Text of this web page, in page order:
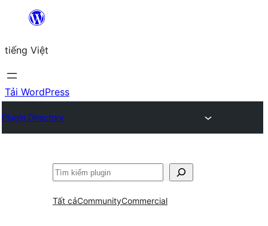
Chuyển
phần
nội
dung
tiếng Việt
Tải WordPress
Plugin Directory
Tìm
Tất cảCommunityCommercial